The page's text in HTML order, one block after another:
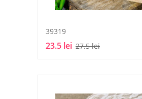
39319
23.5 lei 27.5 lei